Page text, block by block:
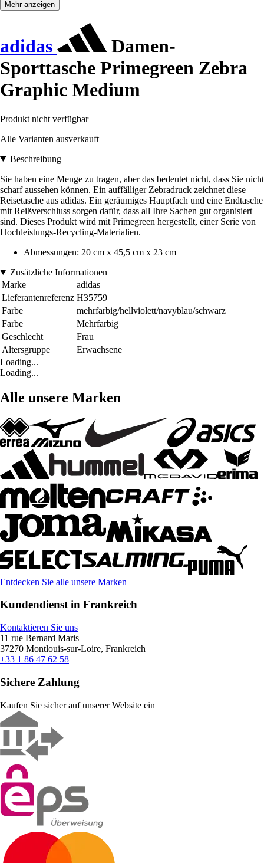
Mehr anzeigen
adidas
Damen-
Sporttasche Primegreen Zebra
Graphic Medium
Produkt nicht verfügbar
Alle Varianten ausverkauft
Beschreibung
Sie haben eine Menge zu tragen, aber das bedeutet nicht, dass Sie nicht
scharf aussehen können. Ein auffälliger Zebradruck zeichnet diese
Reisetasche aus adidas. Ein geräumiges Hauptfach und eine Endtasche
mit Reißverschluss sorgen dafür, dass all Ihre Sachen gut organisiert
sind. Dieses Produkt wird mit Primegreen hergestellt, einer Serie von
Hochleistungs-Recycling-Materialien.
Abmessungen: 20 cm x 45,5 cm x 23 cm
Zusätzliche Informationen
Marke
adidas
Lieferantenreferenz H35759
Farbe
mehrfarbig/hellviolett/navyblau/schwarz
Farbe
Mehrfarbig
Geschlecht
Frau
Altersgruppe
Erwachsene
Loading...
Loading...
Alle unsere Marken
Entdecken Sie alle unsere Marken
Kundendienst in Frankreich
Kontaktieren Sie uns
11 rue Bernard Maris
37270 Montlouis-sur-Loire, Frankreich
+33 1 86 47 62 58
Sichere Zahlung
Kaufen Sie sicher auf unserer Website ein